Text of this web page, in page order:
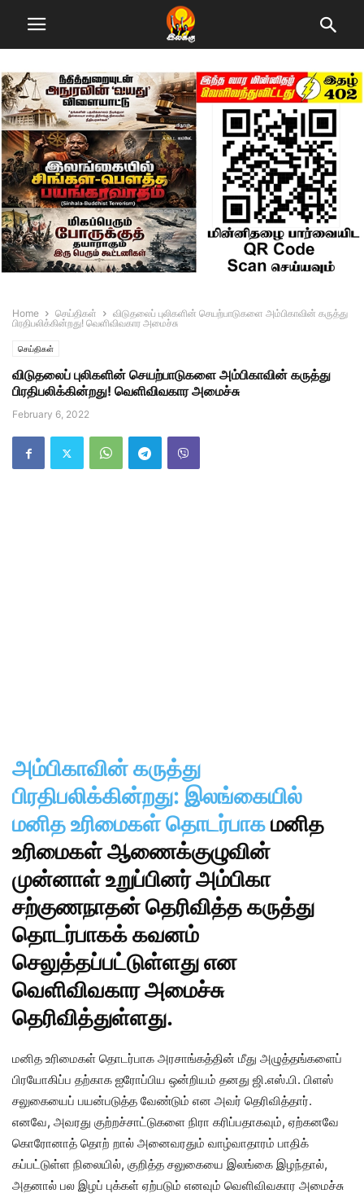
Home செய்திகள்
விடுதலைப் புலிகளின் செயற்பாடுகளை அம்பிகாவின் கருத்து
பிரதிபலிக்கின்றது! வெளிவிவகார அமைச்சு
செய்திகள்
விடுதலைப் புலிகளின் செயற்பாடுகளை அம்பிகாவின் கருத்து
பிரதிபலிக்கின்றது! வெளிவிவகார அமைச்சு
February 6, 2022
அம்பிகாவின் கருத்து
பிரதிபலிக்கின்றது: இலங்கையில்
மனித உரிமைகள் தொடர்பாகமனித
உரிமைகள் ஆணைக்குழுவின்
முன்னாள் உறுப்பினர் அம்பிகா
சற்குணநாதன் தெரிவித்த கருத்து
தொடர்பாகக் கவனம்
செலுத்தப்பட்டுள்ளது என
வெளிவிவகார அமைச்சு
தெரிவித்துள்ளது.
மனித உரிமைகள் தொடர்பாக அரசாங்கத்தின் மீது அழுத்தங்களைப்
பிரயோகிப்ப தற்காக ஐரோப்பிய ஒன்றியம் தனது ஜி.எஸ்.பி. பிளஸ்
சலுகையைப் பயன்படுத்த வேண்டும் என அவர் தெரிவித்தார்.
எனவே, அவரது குற்றச்சாட்டுகளை நிரா கரிப்பதாகவும், ஏற்கனவே
கொரோனாத் தொற் றால் அனைவரதும் வாழ்வாதாரம் பாதிக்
கப்பட்டுள்ள நிலையில், குறித்த சலுகையை இலங்கை இழந்தால்,
அதனால் பல இழப் புக்கள் ஏற்படும் எனவும் வெளிவிவகார அமைச்சு